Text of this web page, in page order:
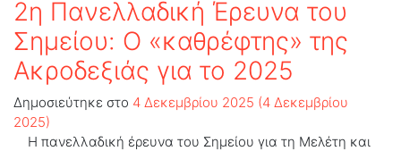
2η Πανελλαδική Έρευνα του
Σημείου: Ο «καθρέφτης» της
Ακροδεξιάς για το 2025
Δημοσιεύτηκε στο 4 Δεκεμβρίου 2025 (4 Δεκεμβρίου
2025)
Η πανελλαδική έρευνα του Σημείου για τη Μελέτη και